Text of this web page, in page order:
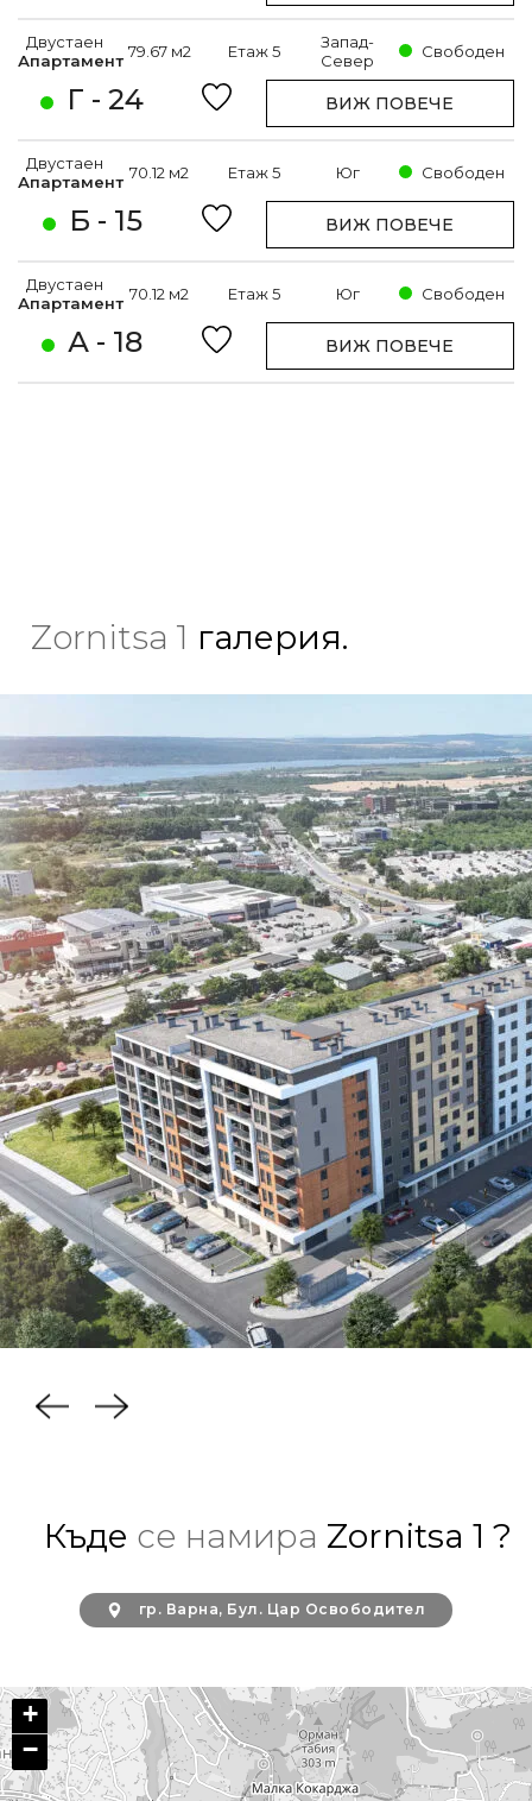
Г - 24
Двустаен
Апартамент 79.67 м2 Етаж 5
Запад-
Север
Свободен
ВИЖ ПОВЕЧЕ
Б - 15
Двустаен
Апартамент 70.12 м2 Етаж 5 Юг Свободен
ВИЖ ПОВЕЧЕ
А - 18
Двустаен
Апартамент 70.12 м2 Етаж 5 Юг Свободен
ВИЖ ПОВЕЧЕ
Zornitsa 1 галерия.
Къде се намира Zornitsa 1 ?
гр. Варна, Бул. Цар Освободител
+
−